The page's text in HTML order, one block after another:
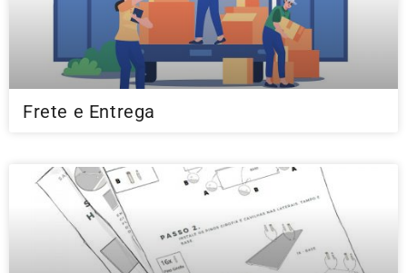
Frete e Entrega